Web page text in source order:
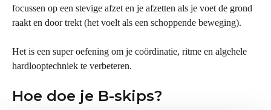
focussen op een stevige afzet en je afzetten als je voet de grond
raakt en door trekt (het voelt als een schoppende beweging).
Het is een super oefening om je coördinatie, ritme en algehele
hardlooptechniek te verbeteren.
Hoe doe je B-skips?